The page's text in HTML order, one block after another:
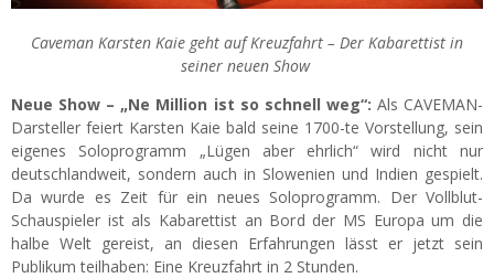
Caveman Karsten Kaie geht auf Kreuzfahrt – Der Kabarettist in
seiner neuen Show
Neue Show – „Ne Million ist so schnell weg“: Als CAVEMAN-
Darsteller feiert Karsten Kaie bald seine 1700-te Vorstellung, sein
eigenes Soloprogramm „Lügen aber ehrlich“ wird nicht nur
deutschlandweit, sondern auch in Slowenien und Indien gespielt.
Da wurde es Zeit für ein neues Soloprogramm. Der Vollblut-
Schauspieler ist als Kabarettist an Bord der MS Europa um die
halbe Welt gereist, an diesen Erfahrungen lässt er jetzt sein
Publikum teilhaben: Eine Kreuzfahrt in 2 Stunden.